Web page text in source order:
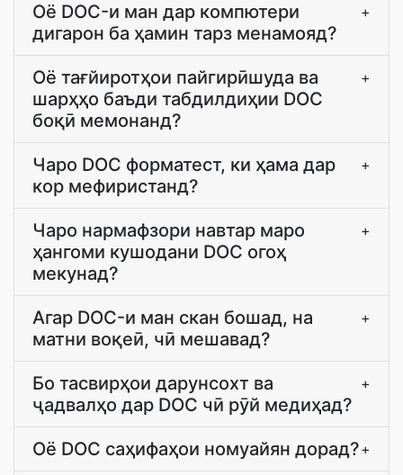
Оё DOC-и ман дар компютери
дигарон ба ҳамин тарз менамояд?
+
Оё тағйиротҳои пайгирӣшуда ва
шарҳҳо баъди табдилдиҳии DOC
боқӣ мемонанд?
+
Чаро DOC форматест, ки ҳама дар
кор мефиристанд?
+
Чаро нармафзори навтар маро
ҳангоми кушодани DOC огоҳ
мекунад?
+
Агар DOC-и ман скан бошад, на
матни воқеӣ, чӣ мешавад?
+
Бо тасвирҳои дарунсохт ва
ҷадвалҳо дар DOC чӣ рӯй медиҳад?
+
Оё DOC саҳифаҳои номуайян дорад?+